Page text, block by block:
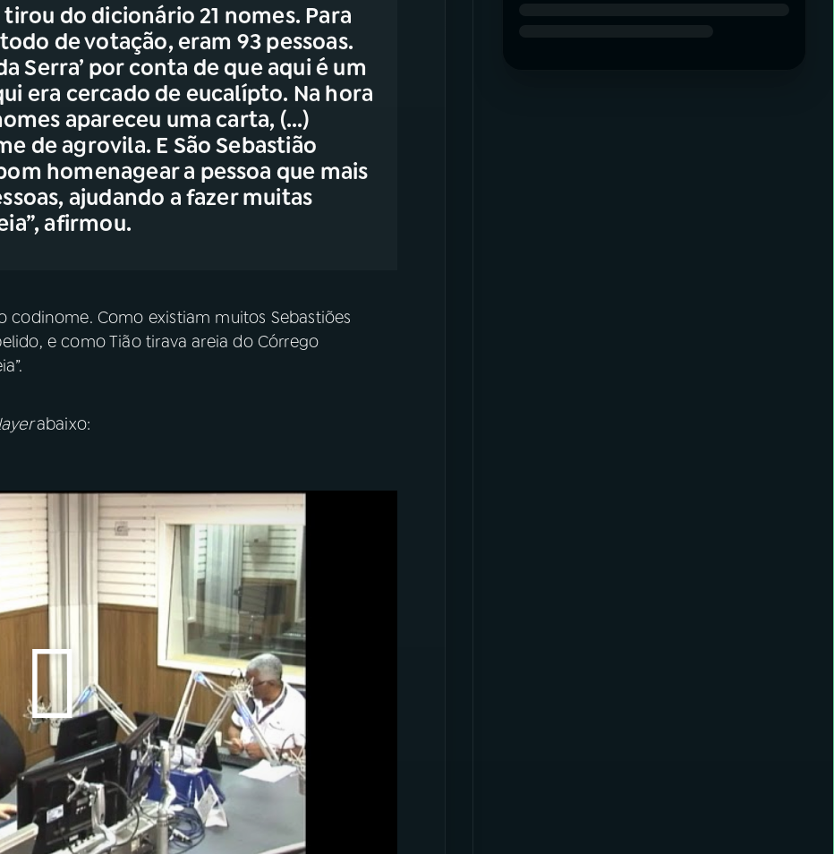
do dicionário 21 nomes. Para
de votação, eram 93 pessoas.
Serra’ por conta de que aqui é um
era cercado de eucalípto. Na hora
apareceu uma carta, (...)
de agrovila. E São Sebastião
homenagear a pessoa que mais
ajudando a fazer muitas
afirmou.
codinome. Como existiam muitos Sebastiões
e como Tião tirava areia do Córrego
abaixo: